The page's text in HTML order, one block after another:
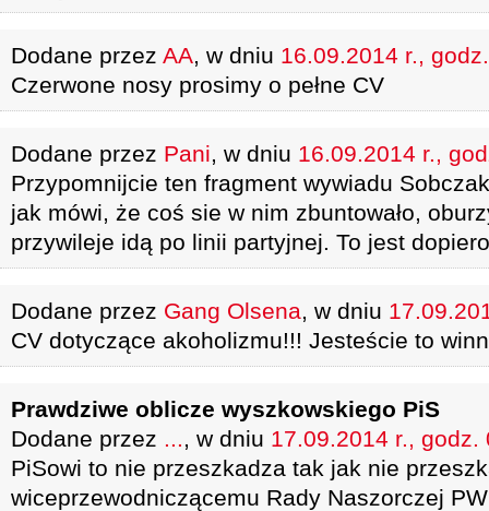
Dodane przez AA, w dniu 16.09.2014 r.,
Czerwone nosy prosimy o pełne CV
Dodane przez Pani, w dniu 16.09.2014 r.,
Przypomnijcie ten fragment wywiadu
jak mówi, że coś sie w nim zbuntowało,
przywileje idą po linii partyjnej. To jest
Dodane przez Gang Olsena, w dniu
CV dotyczące akoholizmu!!! Jesteście to
Prawdziwe oblicze wyszkowskiego PiS
Dodane przez ..., w dniu 17.09.2014 r., godz.
PiSowi to nie przeszkadza tak jak nie
wiceprzewodniczącemu Rady Naszorczej